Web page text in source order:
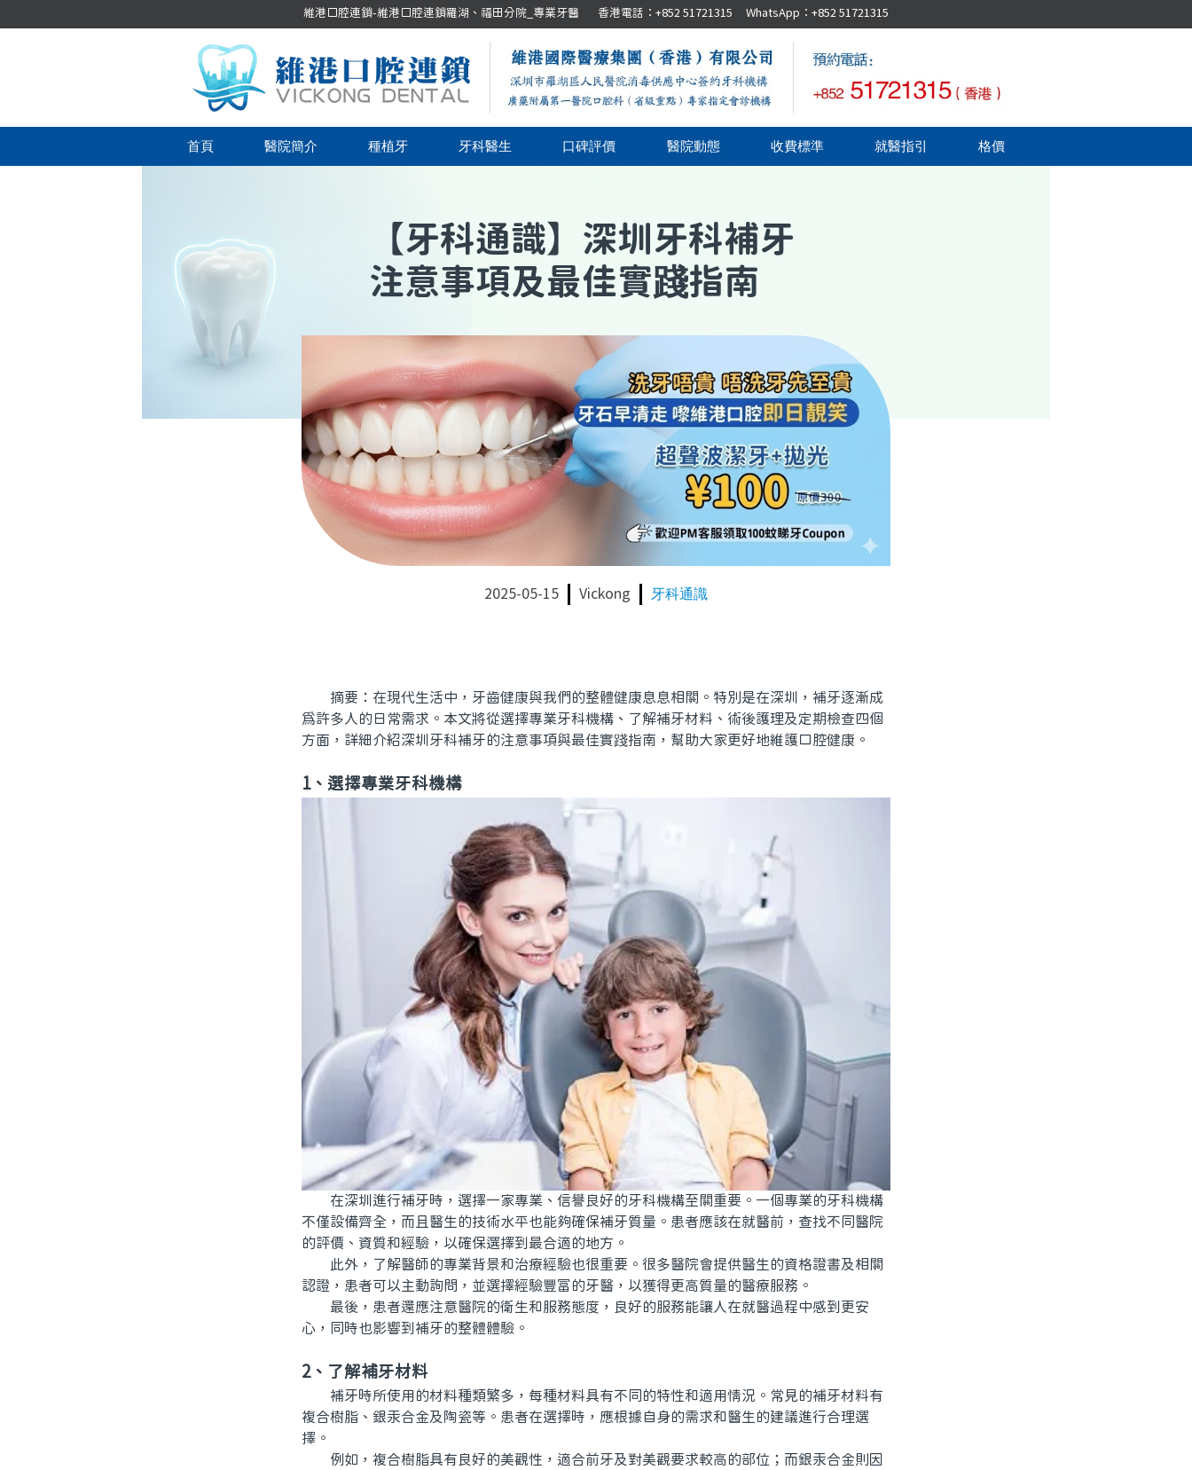
維港口腔連鎖-維港口腔連鎖羅湖、福田分院_專業牙醫 香港電話：+852 51721315 WhatsApp：+852 51721315
首頁 醫院簡介 種植牙 牙科醫生 口碑評價 醫院動態 收費標準 就醫指引 格價
【牙科通識】 深圳牙科補牙
注意事項及最佳實踐指南
2025-05-15 Vickong 牙科通識
摘要：在現代生活中，牙齒健康與我們的整體健康息息相關。特別是在深圳，補牙逐漸成
爲許多人的日常需求。本文將從選擇專業牙科機構、了解補牙材料、術後護理及定期檢查四個
方面，詳細介紹深圳牙科補牙的注意事項與最佳實踐指南，幫助大家更好地維護口腔健康。
1、選擇專業牙科機構
在深圳進行補牙時，選擇一家專業、信譽良好的牙科機構至關重要。一個專業的牙科機構
不僅設備齊全，而且醫生的技術水平也能夠確保補牙質量。患者應該在就醫前，查找不同醫院
的評價、資質和經驗，以確保選擇到最合適的地方。
此外，了解醫師的專業背景和治療經驗也很重要。很多醫院會提供醫生的資格證書及相關
認證，患者可以主動詢問，並選擇經驗豐富的牙醫，以獲得更高質量的醫療服務。
最後，患者還應注意醫院的衛生和服務態度，良好的服務能讓人在就醫過程中感到更安
心，同時也影響到補牙的整體體驗。
2、了解補牙材料
補牙時所使用的材料種類繁多，每種材料具有不同的特性和適用情況。常見的補牙材料有
複合樹脂、銀汞合金及陶瓷等。患者在選擇時，應根據自身的需求和醫生的建議進行合理選
擇。
例如，複合樹脂具有良好的美觀性，適合前牙及對美觀要求較高的部位；而銀汞合金則因